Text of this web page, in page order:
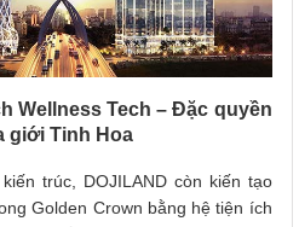
Wellness Tech – Đặc quyền
giới Tinh Hoa
trúc, DOJILAND còn kiến tạo
Golden Crown bằng hệ tiện ích